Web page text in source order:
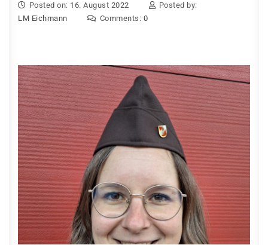
Posted on: 16. August 2022
Posted by:
LM Eichmann
Comments: 0